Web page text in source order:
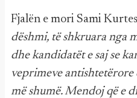
Fjalën e mori Sami
dëshmi, të shkruara nga
dhe kandidatët e saj se
veprimeve antishtetërore
më shumë. Mendoj që e